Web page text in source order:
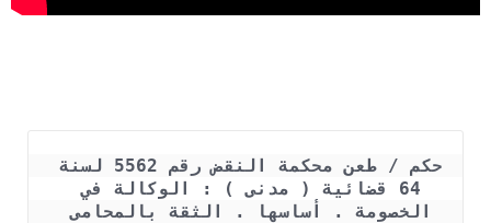
64 قضائية ( مدنى ) : الوكالة في
الخصومة . أساسها . الثقة بالمحامى